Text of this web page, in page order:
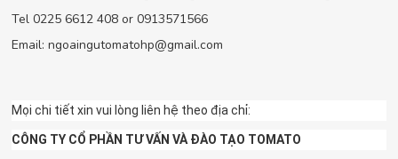
Tel 0225 6612 408 or 0913571566
Email: ngoaingutomatohp@gmail.com
Mọi chi tiết xin vui lòng liên hệ theo địa chỉ:
CÔNG TY CỔ PHẦN TƯ VẤN VÀ ĐÀO TẠO TOMATO